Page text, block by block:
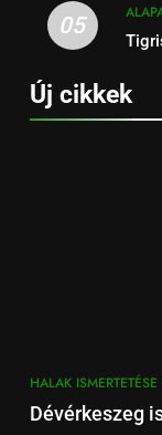
05
Új cikkek
HALAK
Dévérkeszeg